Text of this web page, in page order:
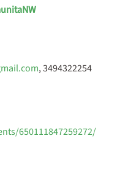
, 3494322254
650111847259272/